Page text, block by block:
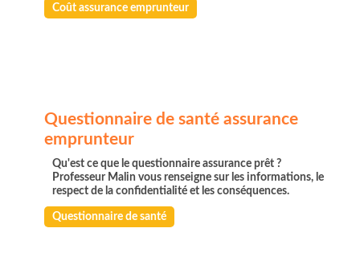
Coût assurance emprunteur
Questionnaire de santé assurance
emprunteur
Qu'est ce que le questionnaire assurance prêt ?
Professeur Malin vous renseigne sur les informations, le
respect de la confidentialité et les conséquences.
Questionnaire de santé